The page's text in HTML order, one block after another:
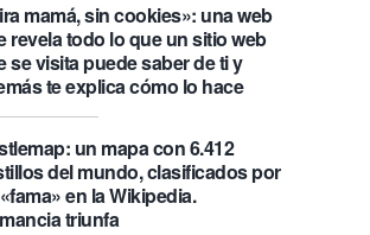
mamá, sin cookies»: una web
revela todo lo que un sitio web
se visita puede saber de ti y
te explica cómo lo hace
un mapa con 6.412
del mundo, clasificados por
en la Wikipedia.
triunfa